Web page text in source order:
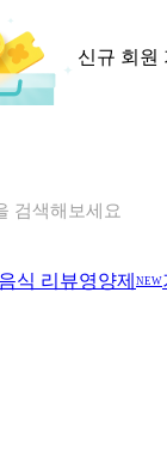
신규 회원
검색해보세요
음식 리뷰영양제 NEW